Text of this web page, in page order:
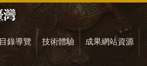
目錄導覽 技術體驗 成果網站資源